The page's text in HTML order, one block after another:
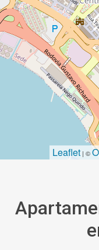
Leaflet | ©